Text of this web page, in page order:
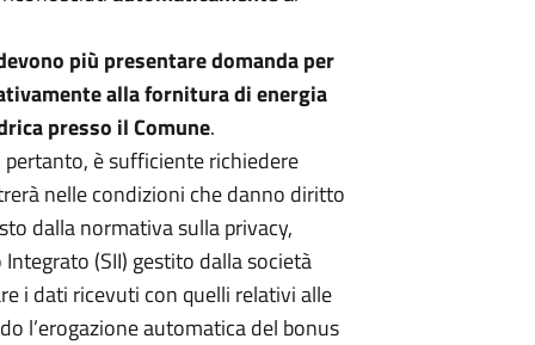
più presentare domanda per
alla fornitura di energia
presso il Comune.
pertanto, è sufficiente richiedere
nelle condizioni che danno diritto
dalla normativa sulla privacy,
(SII) gestito dalla società
i dati ricevuti con quelli relativi alle
l’erogazione automatica del bonus